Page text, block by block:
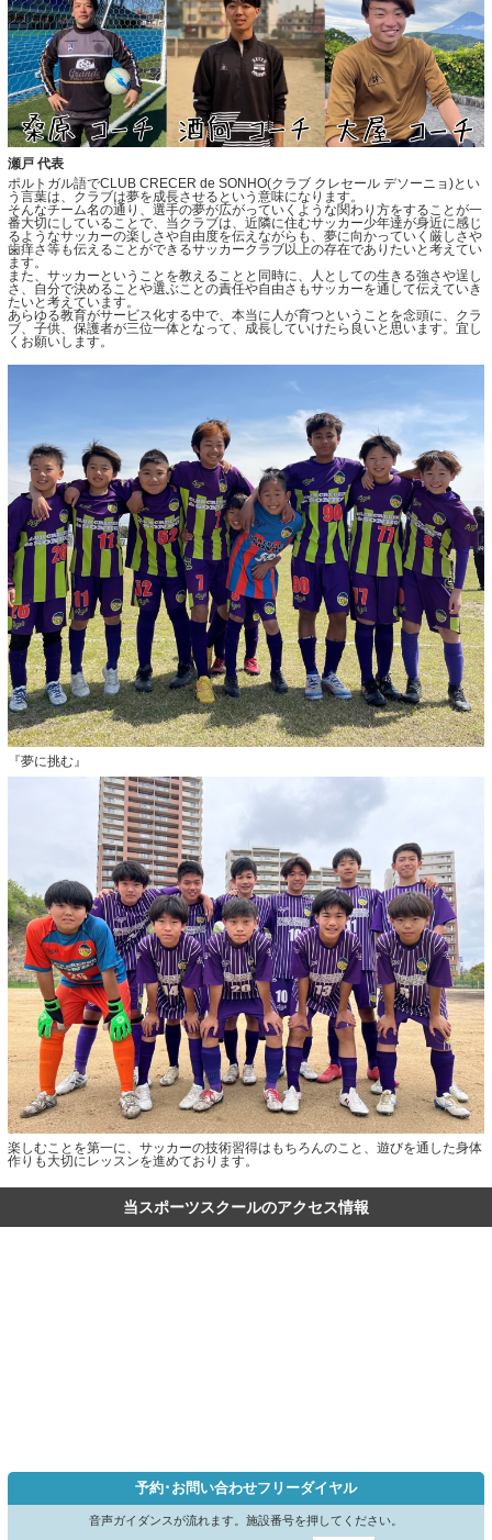
瀬戸 代表
ポルトガル語でCLUB CRECER de SONHO(クラブ クレセール デソーニョ)とい
う言葉は、クラブは夢を成長させるという意味になります。
そんなチーム名の通り、選手の夢が広がっていくような関わり方をすることが一
番大切にしていることで、当クラブは、近隣に住むサッカー少年達が身近に感じ
るようなサッカーの楽しさや自由度を伝えながらも、夢に向かっていく厳しさや
歯痒さ等も伝えることができるサッカークラブ以上の存在でありたいと考えてい
ます。
また、サッカーということを教えることと同時に、人としての生きる強さや逞し
さ、自分で決めることや選ぶことの責任や自由さもサッカーを通して伝えていき
たいと考えています。
あらゆる教育がサービス化する中で、本当に人が育つということを念頭に、クラ
ブ、子供、保護者が三位一体となって、成長していけたら良いと思います。宜し
くお願いします。
『夢に挑む』
楽しむことを第一に、サッカーの技術習得はもちろんのこと、遊びを通した身体
作りも大切にレッスンを進めております。
当スポーツスクールのアクセス情報
予約･お問い合わせフリーダイヤル
音声ガイダンスが流れます。施設番号を押してください。